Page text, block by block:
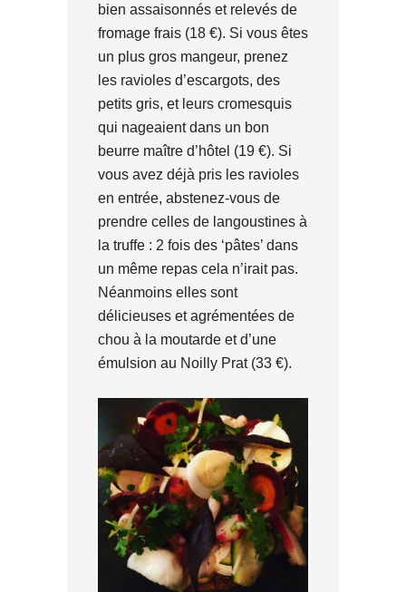
bien assaisonnés et relevés de
fromage frais (18 €). Si vous êtes
un plus gros mangeur, prenez
les ravioles d’escargots, des
petits gris, et leurs cromesquis
qui nageaient dans un bon
beurre maître d’hôtel (19 €). Si
vous avez déjà pris les ravioles
en entrée, abstenez-vous de
prendre celles de langoustines à
la truffe : 2 fois des ‘pâtes’ dans
un même repas cela n’irait pas.
Néanmoins elles sont
délicieuses et agrémentées de
chou à la moutarde et d’une
émulsion au Noilly Prat (33 €).